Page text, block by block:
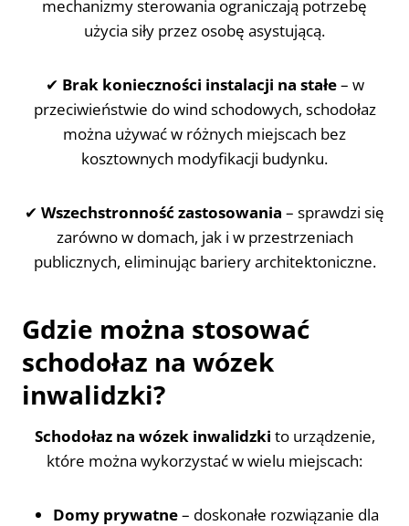
mechanizmy sterowania ograniczają potrzebę
użycia siły przez osobę asystującą.
✔ Brak konieczności instalacji na stałe– w
przeciwieństwie do wind schodowych, schodołaz
można używać w różnych miejscach bez
kosztownych modyfikacji budynku.
✔ Wszechstronność zastosowania – sprawdzi się
zarówno w domach, jak i w przestrzeniach
publicznych, eliminując bariery architektoniczne.
Gdzie można stosować
schodołaz na wózek
inwalidzki?
Schodołaz na wózek inwalidzki to urządzenie,
które można wykorzystać w wielu miejscach:
Domy prywatne– doskonałe rozwiązanie dla